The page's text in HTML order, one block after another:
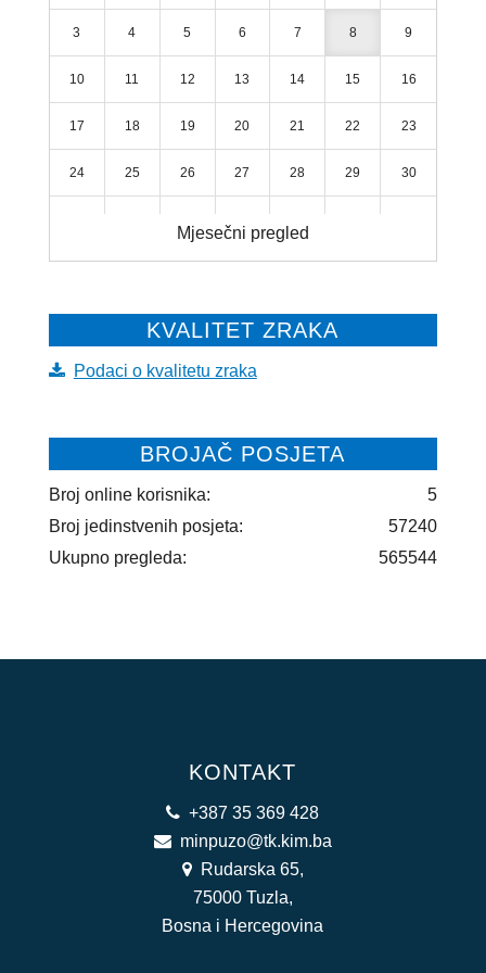
3 4 5 6 7 8 9
10 11 12 13 14 15 16
17 18 19 20 21 22 23
24 25 26 27 28 29 30
Mjesečni pregled
KVALITET ZRAKA
Podaci o kvalitetu zraka
BROJAČ POSJETA
Broj online korisnika:
5
Broj jedinstvenih posjeta:
57240
Ukupno pregleda:
565544
KONTAKT
+387 35 369 428
minpuzo@tk.kim.ba
Rudarska 65,
75000 Tuzla,
Bosna i Hercegovina